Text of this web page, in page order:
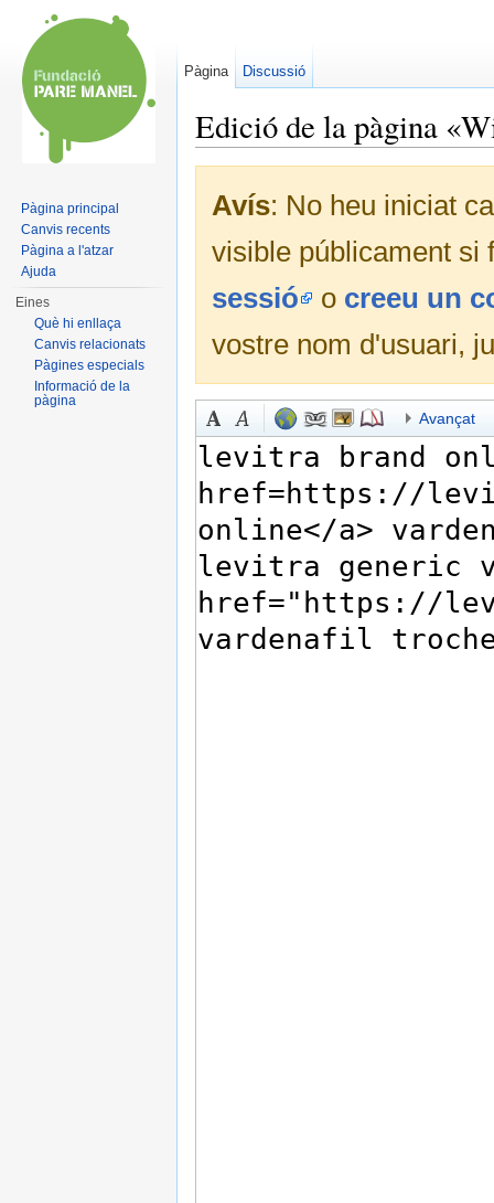
Edició de la pàgina
Avís: No heu iniciat
visible públicament
sessió
o creeu un
vostre nom d'usuari,
Avançat
Pàgina Discussió
Pàgina principal
Canvis recents
Pàgina a l'atzar
Ajuda
Eines
Què hi enllaça
Canvis relacionats
Pàgines especials
Informació de la
pàgina